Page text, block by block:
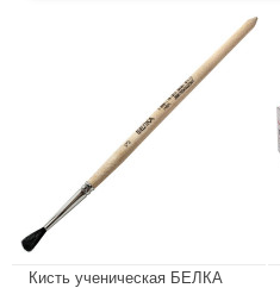
Кисть ученическая БЕЛКА